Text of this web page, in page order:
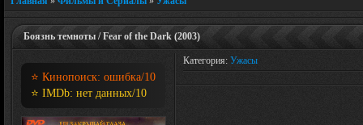
Боязнь темноты / Fear of the Dark (2003)
⭐ Кинопоиск: ошибка/10
⭐ IMDb: нет данных/10
Категория: Ужасы